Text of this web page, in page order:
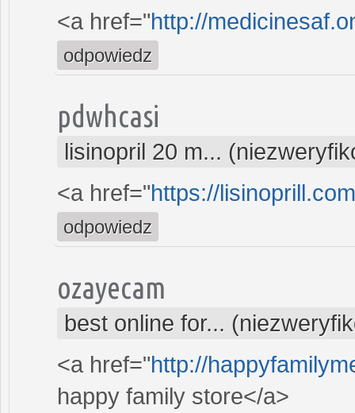
<a href="http://
odpowiedz
pdwhcasi
lisinopril 20 m...
<a href="https://
odpowiedz
ozayecam
best online for...
<a href="http://
happy family store</a>